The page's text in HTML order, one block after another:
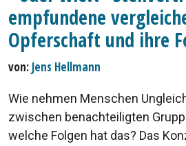
empfundene
Opferschaft und ihre
von: Jens Hellmann
Wie nehmen Menschen
zwischen benachteiligten
welche Folgen hat das? Das